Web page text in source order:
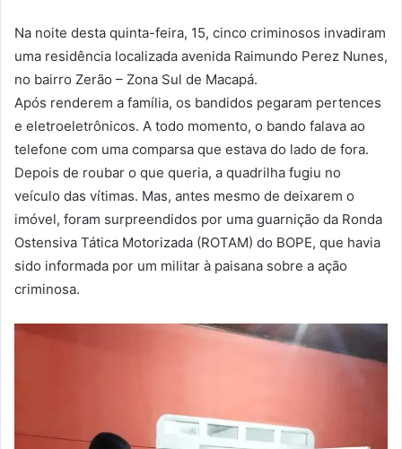
Na noite desta quinta-feira, 15, cinco criminosos invadiram
uma residência localizada avenida Raimundo Perez Nunes,
no bairro Zerão – Zona Sul de Macapá.
Após renderem a família, os bandidos pegaram pertences
e eletroeletrônicos. A todo momento, o bando falava ao
telefone com uma comparsa que estava do lado de fora.
Depois de roubar o que queria, a quadrilha fugiu no
veículo das vítimas. Mas, antes mesmo de deixarem o
imóvel, foram surpreendidos por uma guarnição da Ronda
Ostensiva Tática Motorizada (ROTAM) do BOPE, que havia
sido informada por um militar à paisana sobre a ação
criminosa.